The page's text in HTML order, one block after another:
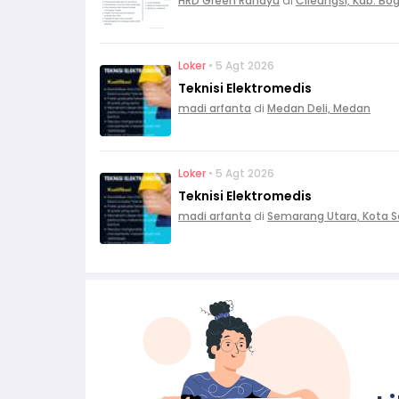
Loker • 5 Agt 2026
Teknisi Elektromedis
madi arfanta di Medan Deli, Medan
Loker • 5 Agt 2026
Teknisi Elektromedis
madi arfanta di Semarang Utara, Kota